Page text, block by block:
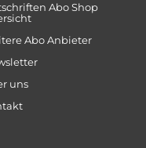
Abo Shop
Abo Anbieter
uns